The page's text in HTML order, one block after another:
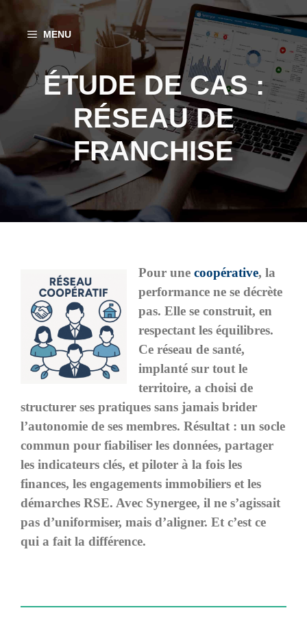
contenu
MENU
ÉTUDE DE CAS :
RÉSEAU DE
FRANCHISE
Pour une coopérative, la
performance ne se décrète
pas. Elle se construit, en
respectant les équilibres.
Ce réseau de santé,
implanté sur tout le
territoire, a choisi de
structurer ses pratiques sans jamais brider
l’autonomie de ses membres. Résultat : un socle
commun pour fiabiliser les données, partager
les indicateurs clés, et piloter à la fois les
finances, les engagements immobiliers et les
démarches RSE. Avec Synergee, il ne s’agissait
pas d’uniformiser, mais d’aligner. Et c’est ce
qui a fait la différence.